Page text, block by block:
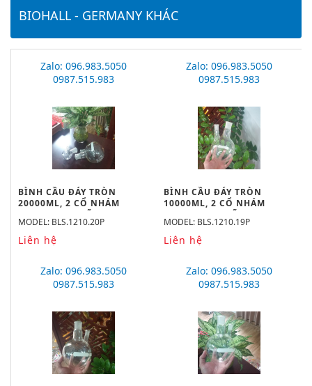
BIOHALL - GERMANY KHÁC
Zalo: 096.983.5050
0987.515.983
BÌNH CẦU ĐÁY TRÒN
20000ML, 2 CỔ NHÁM
55/44, 24/29 HÃNG
BIOHALL
MODEL: BLS.1210.20P
Liên hệ
Zalo: 096.983.5050
0987.515.983
BÌNH CẦU ĐÁY TRÒN
10000ML, 2 CỔ NHÁM
55/44, 24/29 HÃNG
BIOHALL
MODEL: BLS.1210.19P
Liên hệ
Zalo: 096.983.5050
0987.515.983
Zalo: 096.983.5050
0987.515.983